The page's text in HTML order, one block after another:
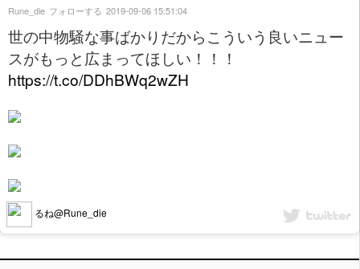
世の中物騒な事ばかりだからこういう良いニュー
スがもっと広まってほしい！！！
https://t.co/DDhBWq2wZH
るね@Rune_die
Rune_die フォローする 2019-09-06 15:51:04